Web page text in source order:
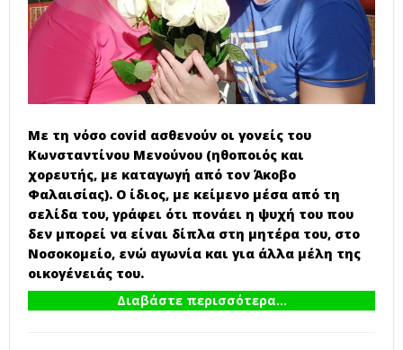
Με τη νόσο covid ασθενούν οι γονείς του
Κωνσταντίνου Μενούνου (ηθοποιός και
χορευτής, με καταγωγή από τον Άκοβο
Φαλαισίας). Ο ίδιος, με κείμενο μέσα από τη
σελίδα του, γράφει ότι πονάει η ψυχή του που
δεν μπορεί να είναι δίπλα στη μητέρα του, στο
Νοσοκομείο, ενώ αγωνία και για άλλα μέλη της
οικογένειάς του.
Διαβάστε περισσότερα...